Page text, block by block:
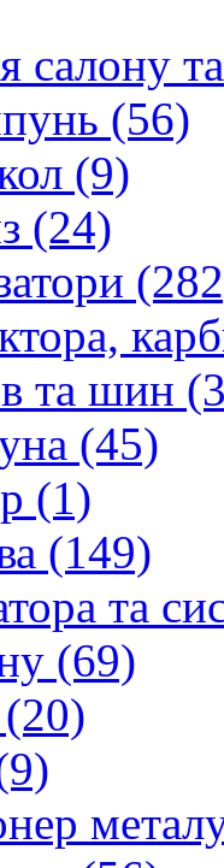
салону
(56)
(9)
(24)
та шин
(45)
(1)
(149)
та
(69)